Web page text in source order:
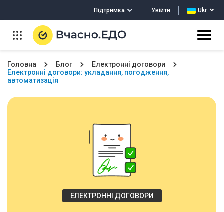
Підтримка Увійти Ukr
Головна Блог
Електронні договори
Електронні договори: укладання, погодження,
автоматизація
ЕЛЕКТРОННІ ДОГОВОРИ